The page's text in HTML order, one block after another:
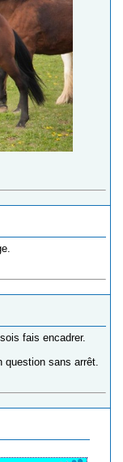
fais encadrer.
question sans arrêt.